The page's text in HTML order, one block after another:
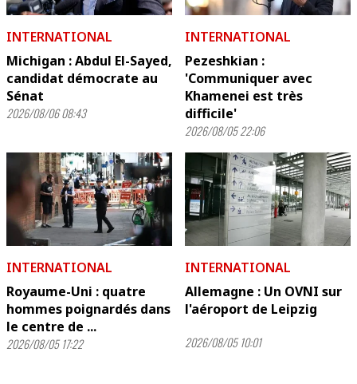
INTERNATIONAL
Michigan : Abdul El-Sayed,
candidat démocrate au
Sénat
2026/08/06 08:43
INTERNATIONAL
Pezeshkian :
'Communiquer avec
Khamenei est très
difficile'
2026/08/05 22:06
INTERNATIONAL
Royaume-Uni : quatre
hommes poignardés dans
le centre de ...
2026/08/05 17:22
INTERNATIONAL
Allemagne : Un OVNI sur
l'aéroport de Leipzig
2026/08/05 10:01